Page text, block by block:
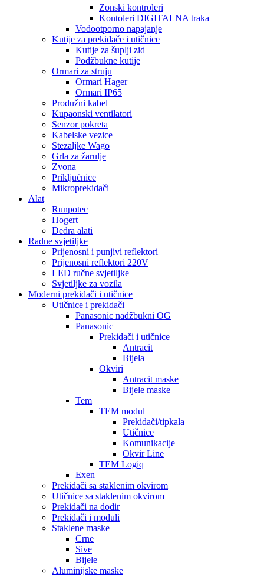
Zonski kontroleri
Kontoleri DIGITALNA traka
Vodootporno napajanje
Kutije za prekidače i utičnice
Kutije za šuplji zid
Podžbukne kutije
Ormari za struju
Ormari Hager
Ormari IP65
Produžni kabel
Kupaonski ventilatori
Senzor pokreta
Kabelske vezice
Stezaljke Wago
Grla za žarulje
Zvona
Priključnice
Mikroprekidači
Alat
Runpotec
Hogert
Dedra alati
Radne svjetiljke
Prijenosni i punjivi reflektori
Prijenosni reflektori 220V
LED ručne svjetiljke
Svjetiljke za vozila
Moderni prekidači i utičnice
Utičnice i prekidači
Panasonic nadžbukni OG
Panasonic
Prekidači i utičnice
Antracit
Bijela
Okviri
Antracit maske
Bijele maske
Tem
TEM modul
Prekidači/tipkala
Utičnice
Komunikacije
Okvir Line
TEM Logiq
Exen
Prekidači sa staklenim okvirom
Utičnice sa staklenim okvirom
Prekidači na dodir
Prekidači i moduli
Staklene maske
Crne
Sive
Bijele
Aluminijske maske